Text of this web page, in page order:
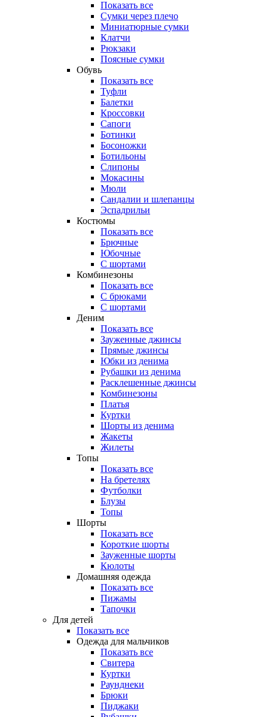
Показать все
Сумки через плечо
Миниатюрные cумки
Клатчи
Рюкзаки
Поясные сумки
Обувь
Показать все
Туфли
Балетки
Кроссовки
Сапоги
Ботинки
Босоножки
Ботильоны
Слипоны
Мокасины
Мюли
Сандалии и шлепанцы
Эспадрильи
Костюмы
Показать все
Брючные
Юбочные
С шортами
Комбинезоны
Показать все
С брюками
С шортами
Деним
Показать все
Зауженные джинсы
Прямые джинсы
Юбки из денима
Рубашки из денима
Расклешенные джинсы
Комбинезоны
Платья
Куртки
Шорты из денима
Жакеты
Жилеты
Топы
Показать все
На бретелях
Футболки
Блузы
Топы
Шорты
Показать все
Короткие шорты
Зауженные шорты
Кюлоты
Домашняя одежда
Показать все
Пижамы
Тапочки
Для детей
Показать все
Одежда для мальчиков
Показать все
Свитера
Куртки
Раунднеки
Брюки
Пиджаки